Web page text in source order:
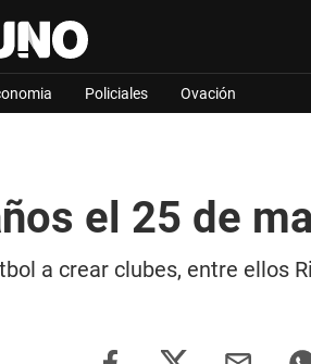
Policiales Ovación
el 25 de
a crear clubes, entre ellos